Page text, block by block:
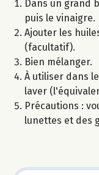
Dans un grand
puis le vinaigre.
Ajouter les
(facultatif).
Bien mélanger.
À utiliser dans
laver
Précautions :
lunettes et des